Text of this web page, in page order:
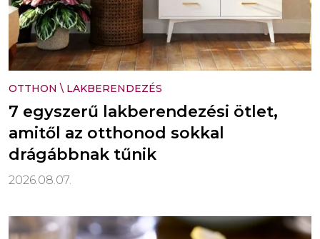
OTTHON \ LAKBERENDEZÉS
7 egyszerű lakberendezési ötlet,
amitől az otthonod sokkal
drágábbnak tűnik
2026.08.07.